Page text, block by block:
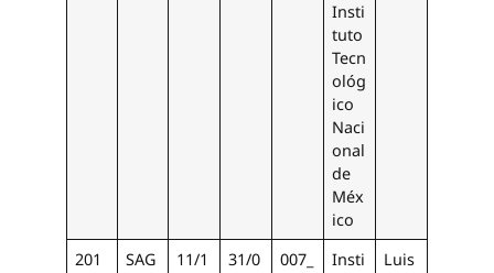
Insti
tuto
Tecn
ológ
ico
Naci
onal
de
Méx
ico
201
SAG
11/1
31/0
007_
Insti
Luis